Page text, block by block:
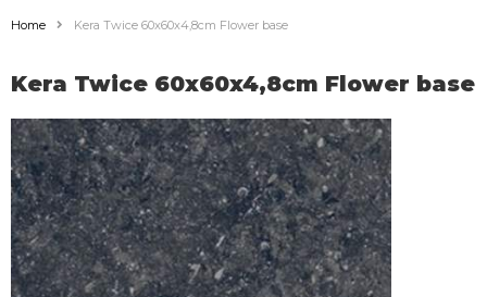
Home Kera Twice 60x60x4,8cm Flower base
Kera Twice 60x60x4,8cm Flower base